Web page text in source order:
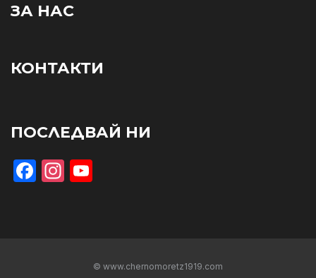
ЗА НАС
КОНТАКТИ
ПОСЛЕДВАЙ НИ
Facebook
Instagram
© www.chernomoretz1919.com